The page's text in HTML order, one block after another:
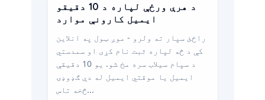
د هرې ورځې لپاره د 10 دقیقو
ایمیل کارونې موارد
راځئ سپار ته ولرو - موږ ټول په انلاین
کې د څه لپاره ثبت نام کړی او سمدستي
د سپام سیلاب سره مخ شو. یو 10 دقیقې
ایمیل یا موقتي ایمیل له دې ګډوډۍ
څخه تاس...